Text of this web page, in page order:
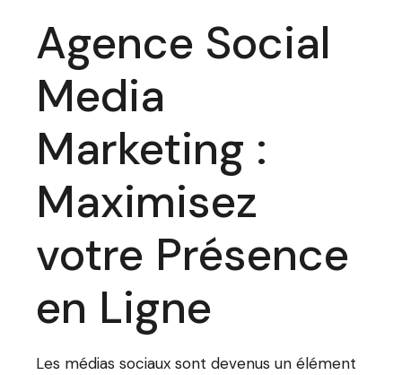
Agence Social
Media
Marketing :
Maximisez
votre Présence
en Ligne
Les médias sociaux sont devenus un élément